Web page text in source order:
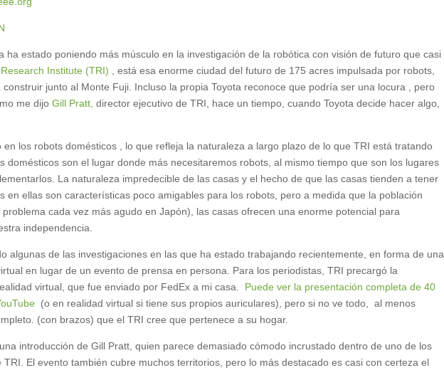
ha estado poniendo más músculo en la investigación de la robótica con visión de futuro que casi
Institute (TRI) , está esa enorme ciudad del futuro de 175 acres impulsada por robots,
junto al Monte Fuji. Incluso la propia Toyota reconoce que podría ser una locura , pero
me dijoGill Pratt, director ejecutivo de TRI, hace un tiempo, cuando Toyota decide hacer algo,
los robots domésticos , lo que refleja la naturaleza a largo plazo de lo que TRI está tratando
domésticos son el lugar donde más necesitaremos robots, al mismo tiempo que son los lugares
La naturaleza impredecible de las casas y el hecho de que las casas tienden a tener
en ellas son características poco amigables para los robots, pero a medida que la población
cada vez más agudo en Japón), las casas ofrecen una enorme potencial para
independencia.
algunas de las investigaciones en las que ha estado trabajando recientemente, en forma de una
en lugar de un evento de prensa en persona. Para los periodistas, TRI precargó la
virtual, que fue enviado por FedEx a mi casa. Puede ver la presentación completa de 40
(o en realidad virtual si tiene sus propios auriculares), pero si no ve todo, al menos
(con brazos) que el TRI cree que pertenece a su hogar.
introducción de Gill Pratt, quien parece demasiado cómodo incrustado dentro de uno de los
El evento también cubre muchos territorios, pero lo más destacado es casi con certeza el